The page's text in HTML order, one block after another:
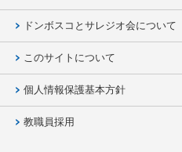
ドンボスコとサレジオ会について
このサイトについて
個人情報保護基本方針
教職員採用